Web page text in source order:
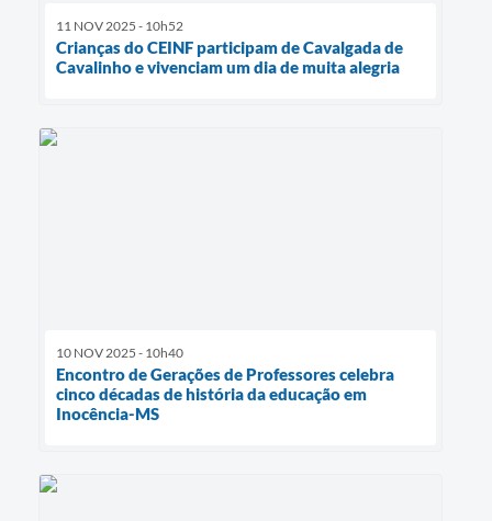
11 NOV 2025 - 10h52
Crianças do CEINF participam de Cavalgada de
Cavalinho e vivenciam um dia de muita alegria
10 NOV 2025 - 10h40
Encontro de Gerações de Professores celebra
cinco décadas de história da educação em
Inocência-MS